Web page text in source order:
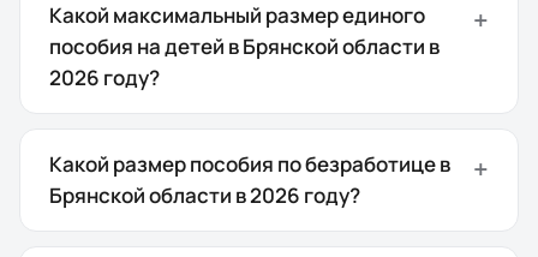
Какой максимальный размер единого
пособия на детей в Брянской области в
2026 году?
Какой размер пособия по безработице в
Брянской области в 2026 году?